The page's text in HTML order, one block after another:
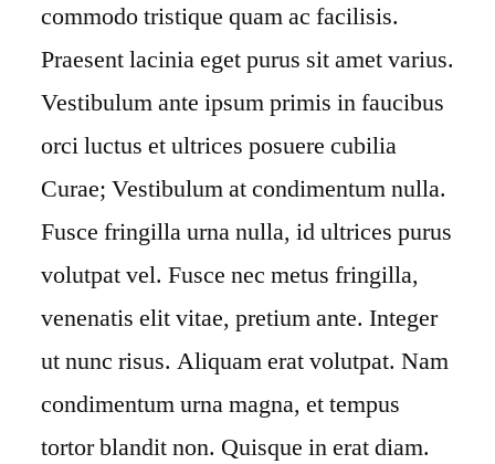
commodo tristique quam ac facilisis.
Praesent lacinia eget purus sit amet varius.
Vestibulum ante ipsum primis in faucibus
orci luctus et ultrices posuere cubilia
Curae; Vestibulum at condimentum nulla.
Fusce fringilla urna nulla, id ultrices purus
volutpat vel. Fusce nec metus fringilla,
venenatis elit vitae, pretium ante. Integer
ut nunc risus. Aliquam erat volutpat. Nam
condimentum urna magna, et tempus
tortor blandit non. Quisque in erat diam.